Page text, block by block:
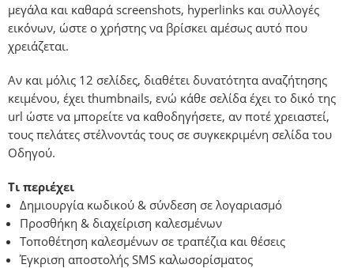
μεγάλα και καθαρά screenshots, hyperlinks και συλλογές
εικόνων, ώστε ο χρήστης να βρίσκει αμέσως αυτό που
χρειάζεται.
Αν και μόλις 12 σελίδες, διαθέτει δυνατότητα αναζήτησης
κειμένου, έχει thumbnails, ενώ κάθε σελίδα έχει το δικό της
url ώστε να μπορείτε να καθοδηγήσετε, αν ποτέ χρειαστεί,
τους πελάτες στέλνοντάς τους σε συγκεκριμένη σελίδα του
Οδηγού.
Τι περιέχει
Δημιουργία κωδικού & σύνδεση σε λογαριασμό
Προσθήκη & διαχείριση καλεσμένων
Τοποθέτηση καλεσμένων σε τραπέζια και θέσεις
Έγκριση αποστολής SMS καλωσορίσματος